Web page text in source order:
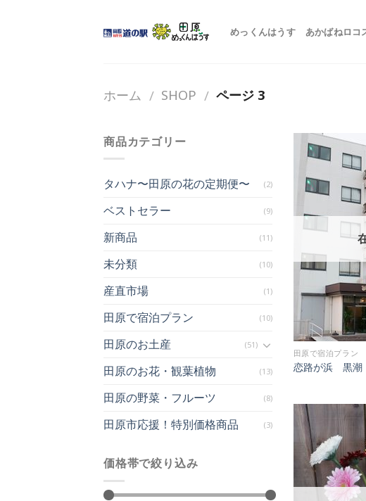
めっくんはうす あかばねロコ
ホーム / SHOP / ページ 3
商品カテゴリー
タハナ〜田原の花の定期便〜 (2)
ベストセラー (9)
新商品 (11)
未分類 (10)
産直市場 (1)
田原で宿泊プラン (10)
田原のお土産 (51)
田原のお花・観葉植物 (13)
田原の野菜・フルーツ (8)
田原市応援！特別価格商品 (3)
価格帯で絞り込み
田原で宿泊プラン
恋路が浜 黒